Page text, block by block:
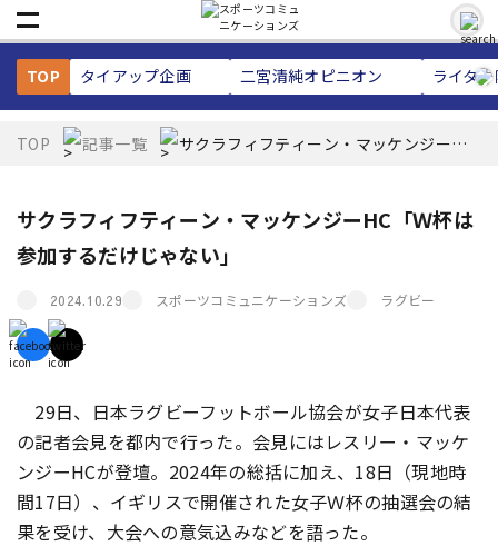
TOP タイアップ企画 二宮清純オピニオン ライタ
TOP 記事一覧 サクラフィフティーン・マッケンジー
サクラフィフティーン・マッケンジーHC「Ｗ杯は
参加するだけじゃない」
2024.10.29 スポーツコミュニケーションズ ラグビー
29日、日本ラグビーフットボール協会が女子日本代表
の記者会見を都内で行った。会見にはレスリー・マッケ
ンジーHCが登壇。2024年の総括に加え、18日（現地時
間17日）、イギリスで開催された女子Ｗ杯の抽選会の結
果を受け、大会への意気込みなどを語った。